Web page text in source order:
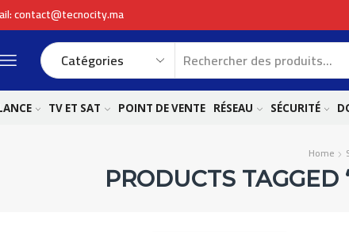
contact@tecnocity.ma
TV ET SAT POINT DE VENTE RÉSEAU SÉCURITÉ
Home
PRODUCTS TAGGED